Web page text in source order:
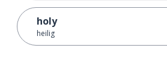
holy
heilig